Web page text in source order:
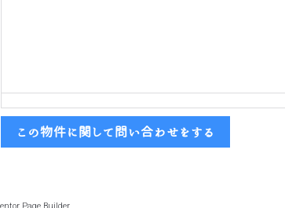
この物件に関して問い合わせをする